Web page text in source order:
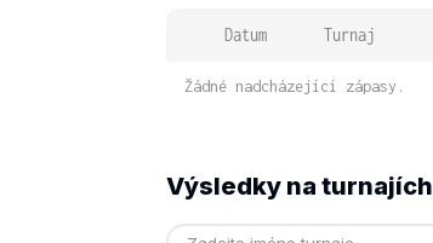
Datum Turnaj
Žádné nadcházející zápasy.
Výsledky na turnajích